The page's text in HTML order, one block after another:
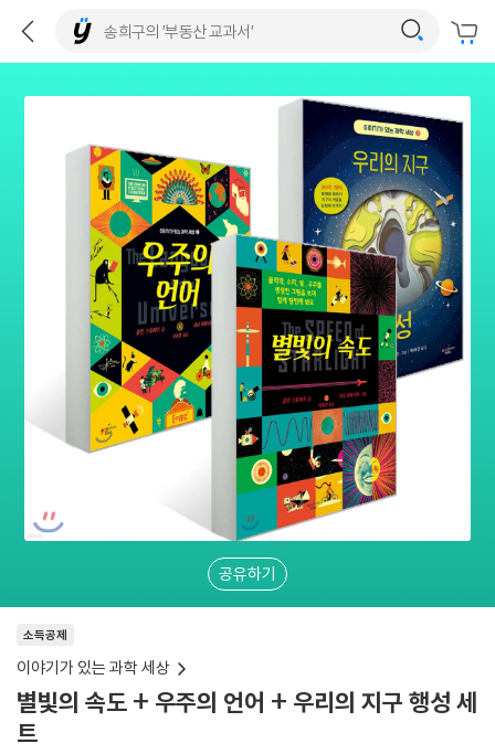
공유하기
소득공제
이야기가 있는 과학 세상
별빛의 속도 + 우주의 언어 + 우리의 지구 행성 세
트